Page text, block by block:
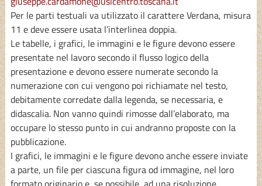
Per le parti testuali va utilizzato il carattere Verdana, misura
11 e deve essere usata l’interlinea doppia.
Letabelle, i grafici, le immagini e le figuredevono essere
presentate nel lavoro secondo il flusso logico della
presentazione e devono essere numerate secondo la
numerazione con cui vengono poi richiamate nel testo,
debitamente corredate dalla legenda, se necessaria, e
didascalia. Non vanno quindi rimosse dall’elaborato, ma
occupare lo stesso punto in cui andranno proposte con la
pubblicazione.
I grafici, le immagini e le figure devono anche essere inviate
a parte, un file per ciascuna figura od immagine, nel loro